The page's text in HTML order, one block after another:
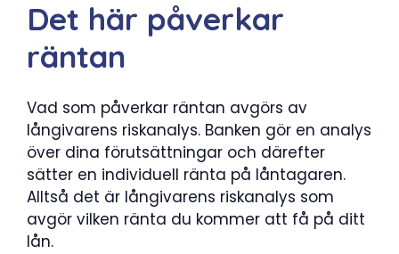
Det här påverkar
räntan
Vad som påverkar räntan avgörs av
långivarens riskanalys. Banken gör en analys
över dina förutsättningar och därefter
sätter en individuell ränta på låntagaren.
Alltså det är långivarens riskanalys som
avgör vilken ränta du kommer att få på ditt
lån.